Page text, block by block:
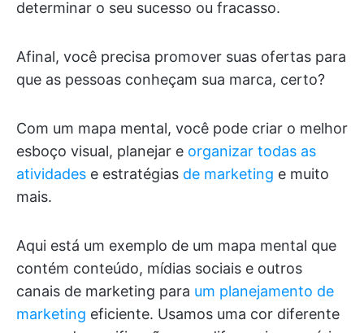
determinar o seu sucesso ou fracasso.
Afinal, você precisa promover suas ofertas para
que as pessoas conheçam sua marca, certo?
Com um mapa mental, você pode criar o melhor
esboço visual, planejar e organizar todas as
atividades e estratégias de marketing e muito
mais.
Aqui está um exemplo de um mapa mental que
contém conteúdo, mídias sociais e outros
canais de marketing para um planejamento de
marketing eficiente. Usamos uma cor diferente